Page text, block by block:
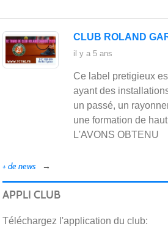
CLUB ROLAND
il y a 5 ans
Ce label pretigieux
ayant des
un passé, un
une formation de
L'AVONS OBTENU
+ de news
APPLI CLUB
Téléchargez l'application du club: